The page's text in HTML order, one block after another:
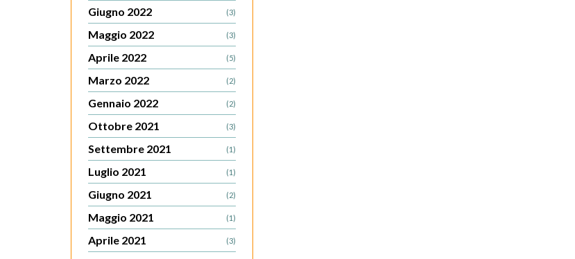
Giugno 2022 (3)
Maggio 2022 (3)
Aprile 2022 (5)
Marzo 2022 (2)
Gennaio 2022 (2)
Ottobre 2021 (3)
Settembre 2021 (1)
Luglio 2021 (1)
Giugno 2021 (2)
Maggio 2021 (1)
Aprile 2021 (3)